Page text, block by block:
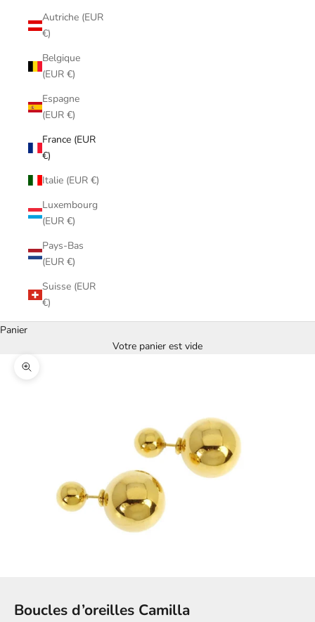
Autriche (EUR
€)
Belgique
(EUR €)
Espagne
(EUR €)
France (EUR
€)
Italie (EUR €)
Luxembourg
(EUR €)
Pays-Bas
(EUR €)
Suisse (EUR
€)
Panier
Votre panier est vide
Zoomer sur l'image
Boucles d’oreilles Camilla